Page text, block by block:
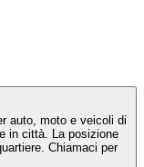
auto, moto e veicoli di
in città. La posizione
Chiamaci per